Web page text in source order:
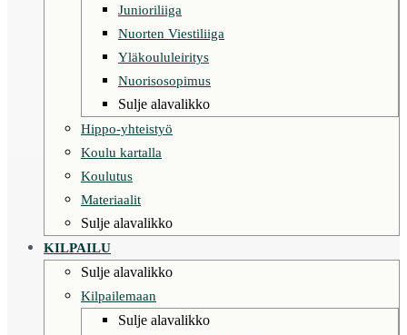
Junioriliiga
Nuorten Viestiliiga
Yläkoululeiritys
Nuorisosopimus
Sulje alavalikko
Hippo-yhteistyö
Koulu kartalla
Koulutus
Materiaalit
Sulje alavalikko
KILPAILU
Sulje alavalikko
Kilpailemaan
Sulje alavalikko